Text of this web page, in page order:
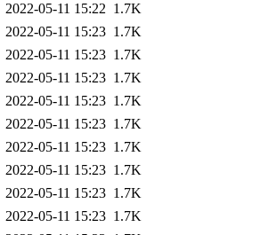
2022-05-11 15:22 1.7K
2022-05-11 15:23 1.7K
2022-05-11 15:23 1.7K
2022-05-11 15:23 1.7K
2022-05-11 15:23 1.7K
2022-05-11 15:23 1.7K
2022-05-11 15:23 1.7K
2022-05-11 15:23 1.7K
2022-05-11 15:23 1.7K
2022-05-11 15:23 1.7K